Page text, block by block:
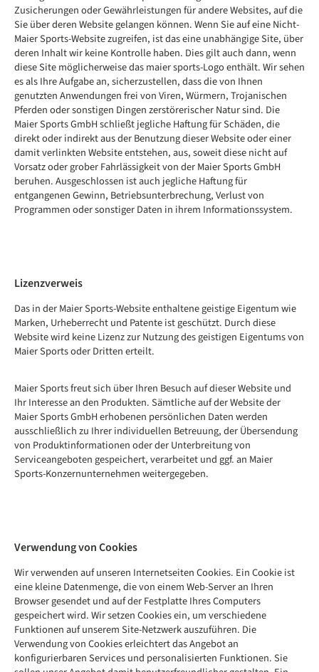
Zusicherungen oder Gewährleistungen für andere Websites, auf die
Sie über deren Website gelangen können. Wenn Sie auf eine Nicht-
Maier Sports-Website zugreifen, ist das eine unabhängige Site, über
deren Inhalt wir keine Kontrolle haben. Dies gilt auch dann, wenn
diese Site möglicherweise das maier sports-Logo enthält. Wir sehen
es als Ihre Aufgabe an, sicherzustellen, dass die von Ihnen
genutzten Anwendungen frei von Viren, Würmern, Trojanischen
Pferden oder sonstigen Dingen zerstörerischer Natur sind. Die
Maier Sports GmbH schließt jegliche Haftung für Schäden, die
direkt oder indirekt aus der Benutzung dieser Website oder einer
damit verlinkten Website entstehen, aus, soweit diese nicht auf
Vorsatz oder grober Fahrlässigkeit von der Maier Sports GmbH
beruhen. Ausgeschlossen ist auch jegliche Haftung für
entgangenen Gewinn, Betriebsunterbrechung, Verlust von
Programmen oder sonstiger Daten in ihrem Informationssystem.
Lizenzverweis
Das in der Maier Sports-Website enthaltene geistige Eigentum wie
Marken, Urheberrecht und Patente ist geschützt. Durch diese
Website wird keine Lizenz zur Nutzung des geistigen Eigentums von
Maier Sports oder Dritten erteilt.
Maier Sports freut sich über Ihren Besuch auf dieser Website und
Ihr Interesse an den Produkten. Sämtliche auf der Website der
Maier Sports GmbH erhobenen persönlichen Daten werden
ausschließlich zu Ihrer individuellen Betreuung, der Übersendung
von Produktinformationen oder der Unterbreitung von
Serviceangeboten gespeichert, verarbeitet und ggf. an Maier
Sports-Konzernunternehmen weitergegeben.
Verwendung von Cookies
Wir verwenden auf unseren Internetseiten Cookies. Ein Cookie ist
eine kleine Datenmenge, die von einem Web-Server an Ihren
Browser gesendet und auf der Festplatte Ihres Computers
gespeichert wird. Wir setzen Cookies ein, um verschiedene
Funktionen auf unserem Site-Netzwerk auszuführen. Die
Verwendung von Cookies erleichtert das Angebot an
konfigurierbaren Services und personalisierten Funktionen. Sie